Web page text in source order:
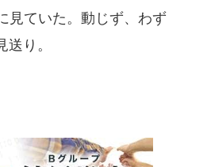
見ていた。動じず、わず
り。